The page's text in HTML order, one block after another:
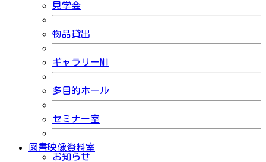
見学会
物品貸出
ギャラリーMI
多目的ホール
セミナー室
図書映像資料室
お知らせ